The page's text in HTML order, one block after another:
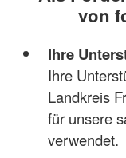
von
Ihre
Ihre
Landkreis
für unsere
verwendet.